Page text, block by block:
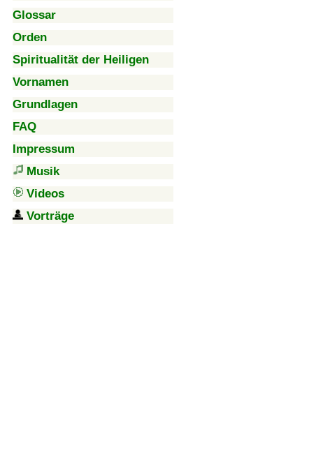
Glossar
Orden
Spiritualität der Heiligen
Vornamen
Grundlagen
FAQ
Impressum
Musik
Videos
Vorträge